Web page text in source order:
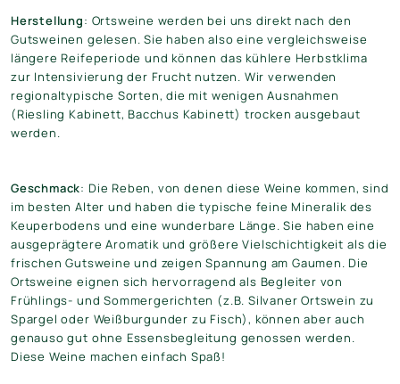
Herstellung: Ortsweine werden bei uns direkt nach den
Gutsweinen gelesen. Sie haben also eine vergleichsweise
längere Reifeperiode und können das kühlere Herbstklima
zur Intensivierung der Frucht nutzen. Wir verwenden
regionaltypische Sorten, die mit wenigen Ausnahmen
(Riesling Kabinett, Bacchus Kabinett) trocken ausgebaut
werden.
Geschmack: Die Reben, von denen diese Weine kommen, sind
im besten Alter und haben die typische feine Mineralik des
Keuperbodens und eine wunderbare Länge. Sie haben eine
ausgeprägtere Aromatik und größere Vielschichtigkeit als die
frischen Gutsweine und zeigen Spannung am Gaumen. Die
Ortsweine eignen sich hervorragend als Begleiter von
Frühlings- und Sommergerichten (z.B. Silvaner Ortswein zu
Spargel oder Weißburgunder zu Fisch), können aber auch
genauso gut ohne Essensbegleitung genossen werden.
Diese Weine machen einfach Spaß!